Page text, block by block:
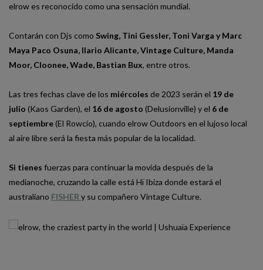
elrow es reconocido como una sensación mundial.
Contarán con Djs como Swing, Tini Gessler, Toni Varga y Marc
Maya Paco Osuna, Ilario Alicante,Vintage Culture, Manda
Moor, Cloonee,Wade, Bastian Bux, entre otros.
Las tres fechas clave de los miércoles de 2023 serán el 19 de
julio (Kaos Garden), el 16 de agosto (Delusionville) yel 6 de
septiembre(El Rowcío), cuando elrow Outdoors en el lujoso local
al aire libre será la fiesta más popular de la localidad.
Si tienes fuerzas para continuar la movida después de la
medianoche, cruzando la calle está Hï Ibiza donde estará el
australiano FISHER y su compañero Vintage Culture.